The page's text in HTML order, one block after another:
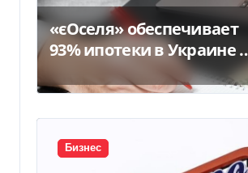
«єОселя» обеспечивает
93% ипотеки в Украине –
банкиры
Бизнес